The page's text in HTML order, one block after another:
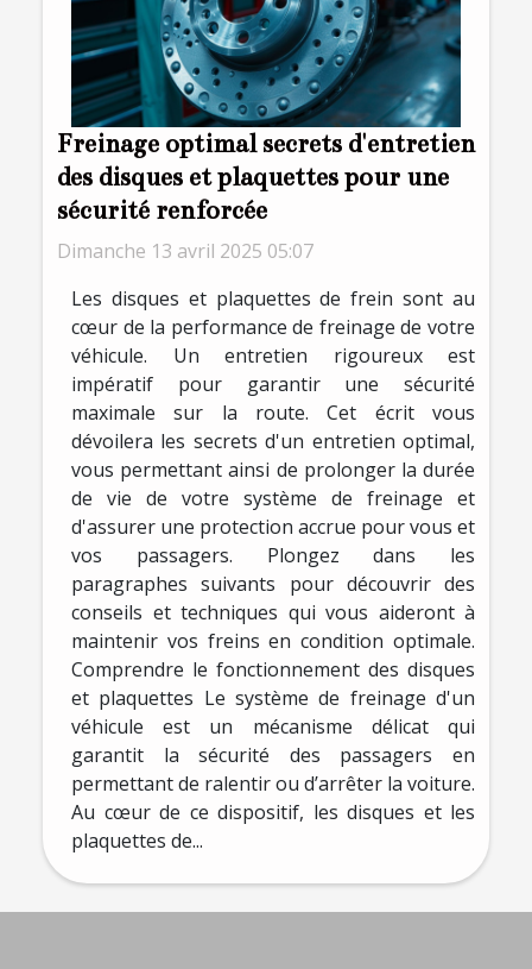
Freinage optimal secrets d'entretien
des disques et plaquettes pour une
sécurité renforcée
Dimanche 13 avril 2025 05:07
Les disques et plaquettes de frein sont au
cœur de la performance de freinage de votre
véhicule. Un entretien rigoureux est
impératif pour garantir une sécurité
maximale sur la route. Cet écrit vous
dévoilera les secrets d'un entretien optimal,
vous permettant ainsi de prolonger la durée
de vie de votre système de freinage et
d'assurer une protection accrue pour vous et
vos passagers. Plongez dans les
paragraphes suivants pour découvrir des
conseils et techniques qui vous aideront à
maintenir vos freins en condition optimale.
Comprendre le fonctionnement des disques
et plaquettes Le système de freinage d'un
véhicule est un mécanisme délicat qui
garantit la sécurité des passagers en
permettant de ralentir ou d’arrêter la voiture.
Au cœur de ce dispositif, les disques et les
plaquettes de...